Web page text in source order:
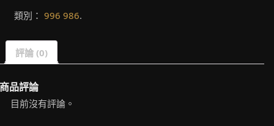
類別： 996 986.
評論 (0)
品評論
目前沒有評論。